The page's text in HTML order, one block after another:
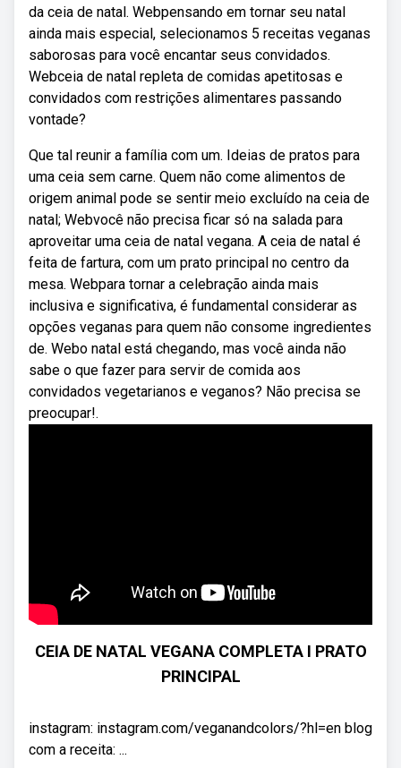
da ceia de natal. Webpensando em tornar seu natal
ainda mais especial, selecionamos 5 receitas veganas
saborosas para você encantar seus convidados.
Webceia de natal repleta de comidas apetitosas e
convidados com restrições alimentares passando
vontade?
Que tal reunir a família com um. Ideias de pratos para
uma ceia sem carne. Quem não come alimentos de
origem animal pode se sentir meio excluído na ceia de
natal; Webvocê não precisa ficar só na salada para
aproveitar uma ceia de natal vegana. A ceia de natal é
feita de fartura, com um prato principal no centro da
mesa. Webpara tornar a celebração ainda mais
inclusiva e significativa, é fundamental considerar as
opções veganas para quem não consome ingredientes
de. Webo natal está chegando, mas você ainda não
sabe o que fazer para servir de comida aos
convidados vegetarianos e veganos? Não precisa se
preocupar!.
CEIA DE NATAL VEGANA COMPLETA I PRATO
PRINCIPAL
instagram: instagram.com/veganandcolors/?hl=en blog
com a receita: ...